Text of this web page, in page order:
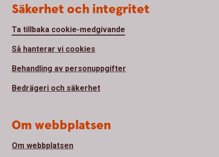
Säkerhet och integritet
Ta tillbaka cookie-medgivande
Så hanterar vi cookies
Behandling av personuppgifter
Bedrägeri och säkerhet
Om webbplatsen
Om webbplatsen